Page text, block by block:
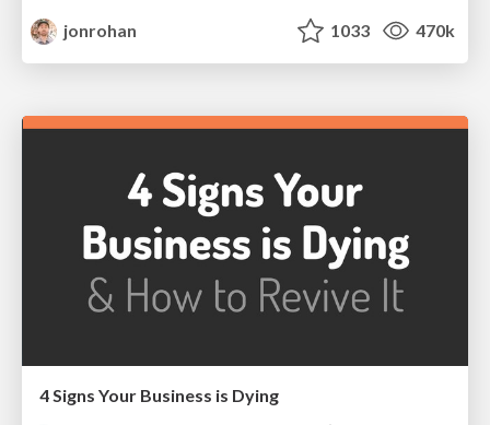
jonrohan
1033 470k
4 Signs Your Business is Dying